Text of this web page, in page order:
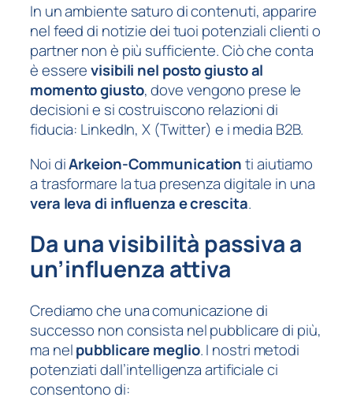
In un ambiente saturo di contenuti, apparire
nel feed di notizie dei tuoi potenziali clienti o
partner non è più sufficiente. Ciò che conta
è esserevisibili nel posto giusto al
momento giusto, dove vengono prese le
decisioni e si costruiscono relazioni di
fiducia: LinkedIn, X (Twitter) e i media B2B.
Noi diArkeion-Communicationti aiutiamo
a trasformare la tua presenza digitale in una
vera leva di influenza e crescita.
Da una visibilità passiva a
un’influenza attiva
Crediamo che una comunicazione di
successo non consista nel pubblicare di più,
ma nelpubblicare meglio. I nostri metodi
potenziati dall’intelligenza artificiale ci
consentono di: